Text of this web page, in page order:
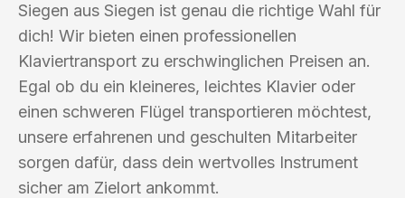
Siegen aus Siegen ist genau die richtige Wahl für
dich! Wir bieten einen professionellen
Klaviertransport zu erschwinglichen Preisen an.
Egal ob du ein kleineres, leichtes Klavier oder
einen schweren Flügel transportieren möchtest,
unsere erfahrenen und geschulten Mitarbeiter
sorgen dafür, dass dein wertvolles Instrument
sicher am Zielort ankommt.